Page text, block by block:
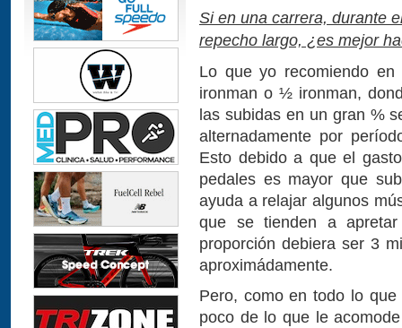
Si en una carrera, durante
repecho largo, ¿es mejor
Lo que yo recomiendo
ironman o ½ ironman,
las subidas en un gran %
alternadamente por
Esto debido a que el
pedales es mayor que
ayuda a relajar algunos
que se tienden a
proporción debiera ser 3
aproximádamente.
Pero, como en todo lo
poco de lo que le